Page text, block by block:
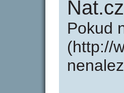
Nat.cz
Pokud
(http://